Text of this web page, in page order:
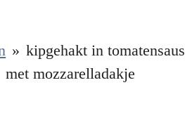
» kipgehakt in tomatensaus
met mozzarelladakje